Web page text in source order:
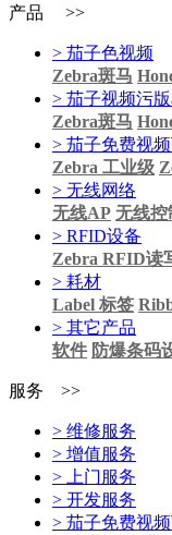
产品 >>
> 茄子色视频
Zebra斑马
> 茄子视频污版
Zebra斑马
> 茄子免费视
Zebra 工业级
> 无线网络
无线AP 无线控
> RFID设备
Zebra RFID读
> 耗材
Label 标签
> 其它产品
软件 防爆条码
服务 >>
> 维修服务
> 增值服务
> 上门服务
> 开发服务
> 茄子免费视